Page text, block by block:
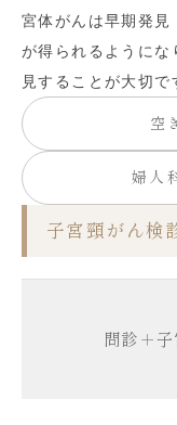
宮体がんは早期発見
が得られるようにな
見することが大切で
空
婦人
子宮頸がん検
問診＋